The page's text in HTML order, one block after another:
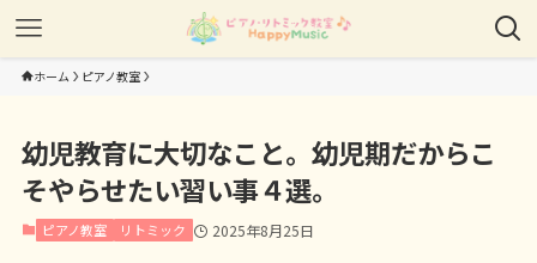
ホーム ピアノ教室
幼児教育に大切なこと。幼児期だからこ
そやらせたい習い事４選。
ピアノ教室 リトミック 2025年8月25日